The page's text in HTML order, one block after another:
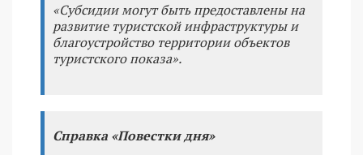
«Субсидии могут быть предоставлены на
развитие туристской инфраструктуры и
благоустройство территории объектов
туристского показа».
Справка «Повестки дня»